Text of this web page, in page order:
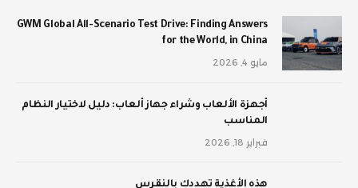
GWM Global All-Scenario Test Drive: Finding Answers
for the World, in China
مايو 4, 2026
أجهزة الألعاب وشراء جهاز ألعاب: دليل لاختيار النظام
المناسب
فبراير 18, 2026
‫هذه الأغذية تهددك بالنقرس